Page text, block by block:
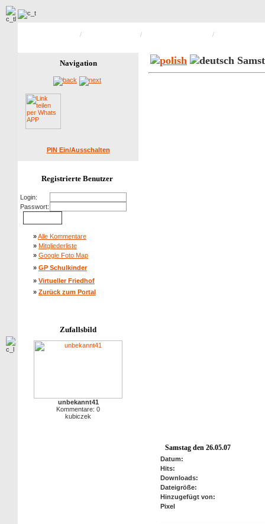
/ / /
Navigation
PIN Ein/Ausschalten
Registrierte Benutzer
Login:
Passwort:
»Alle Kommentare
» Mitgliederliste
» Google Foto Map
» GP Schulkinder
» Virtueller Friedhof
» Zurück zum Portal
Zufallsbild
unbekannt41
Kommentare: 0
kubiczek
Samstag den 26.05.07
Datum:
Hits:
Downloads:
Dateigröße:
Hinzugefügt von:
Pixel